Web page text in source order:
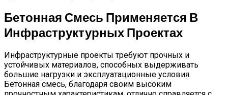
Бетонная Смесь Применяется В
Инфраструктурных Проектах
Инфраструктурные проекты требуют прочных и
устойчивых материалов, способных выдерживать
большие нагрузки и эксплуатационные условия.
Бетонная смесь, благодаря своим высоким